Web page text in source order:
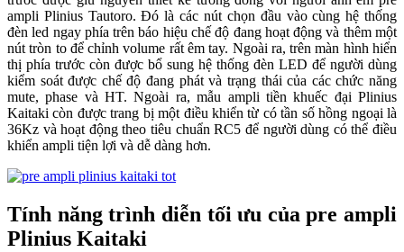
ampli Plinius Tautoro. Đó là các nút chọn đầu vào cùng hệ thống
đèn led ngay phía trên báo hiệu chế độ đang hoạt động và thêm một
nút tròn to để chỉnh volume rất êm tay. Ngoài ra, trên màn hình hiển
thị phía trước còn được bổ sung hệ thống đèn LED để người dùng
kiểm soát được chế độ đang phát và trạng thái của các chức năng
mute, phase và HT. Ngoài ra, mẫu ampli tiền khuếc đại Plinius
Kaitaki còn được trang bị một điều khiển từ có tần số hồng ngoại là
36Kz và hoạt động theo tiêu chuẩn RC5 để người dùng có thể điều
khiển ampli tiện lợi và dễ dàng hơn.
Tính năng trình diễn tối ưu của pre ampli
Plinius Kaitaki